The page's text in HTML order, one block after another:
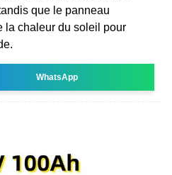
que le panneau
la chaleur du soleil pour
WhatsApp